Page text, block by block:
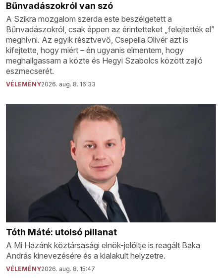
Bűnvadászokról van szó
A Szikra mozgalom szerda este beszélgetett a
Bűnvadászokról, csak éppen az érintetteket „felejtették el”
meghívni. Az egyik résztvevő, Csepella Olivér azt is
kifejtette, hogy miért – én ugyanis elmentem, hogy
meghallgassam a közte és Hegyi Szabolcs között zajló
eszmecserét.
VÉLEMÉNY2026. aug. 8. 16:33
Tóth Máté: utolsó pillanat
A Mi Hazánk köztársasági elnök-jelöltje is reagált Baka
András kinevezésére és a kialakult helyzetre.
VÉLEMÉNY2026. aug. 8. 15:47